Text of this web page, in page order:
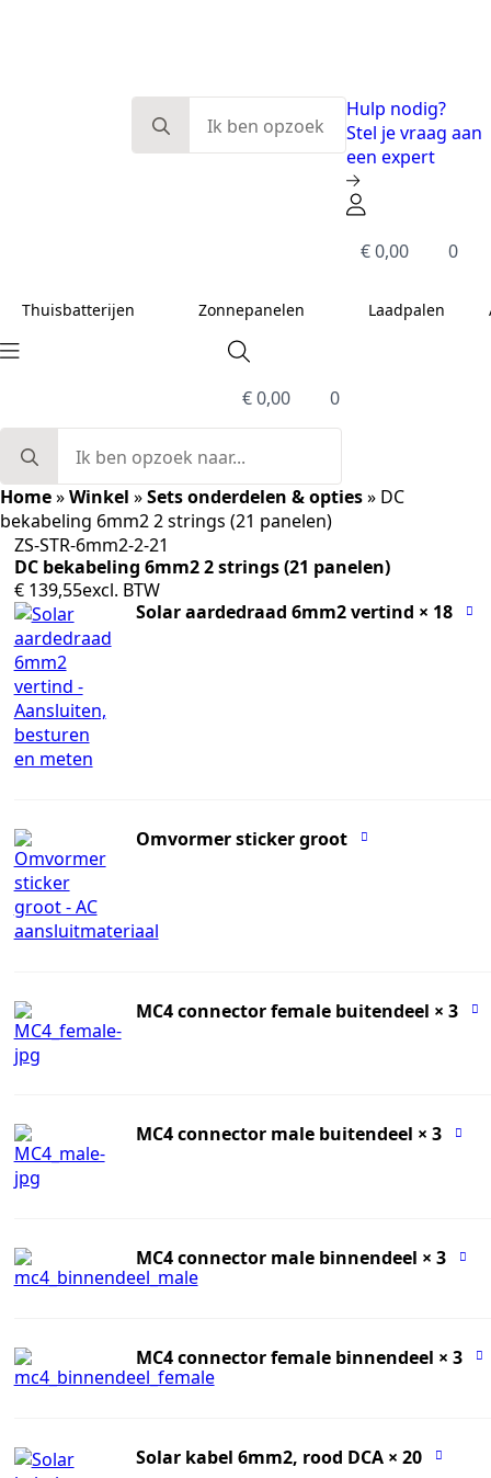
for:
Hulp nodig?
Stel je vraag aan
een expert
€0,00 0
Thuisbatterijen Zonnepanelen Laadpalen
€0,00
0
for:
Home»Winkel »Sets onderdelen & opties» DC
bekabeling 6mm2 2 strings (21 panelen)
ZS-STR-6mm2-2-21
DC bekabeling 6mm2 2 strings (21 panelen)
€139,55excl. BTW
Solar aardedraad 6mm2 vertind × 18
Omvormer sticker groot
MC4 connector female buitendeel × 3
MC4 connector male buitendeel × 3
MC4 connector male binnendeel × 3
MC4 connector female binnendeel × 3
Solar kabel 6mm2, rood DCA× 20